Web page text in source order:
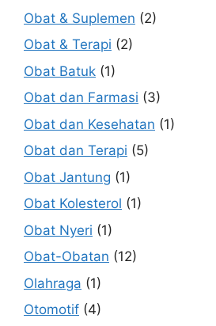
Obat & Suplemen (2)
Obat & Terapi (2)
Obat Batuk (1)
Obat dan Farmasi (3)
Obat dan Kesehatan (1)
Obat dan Terapi (5)
Obat Jantung (1)
Obat Kolesterol (1)
Obat Nyeri (1)
Obat-Obatan (12)
Olahraga (1)
Otomotif (4)